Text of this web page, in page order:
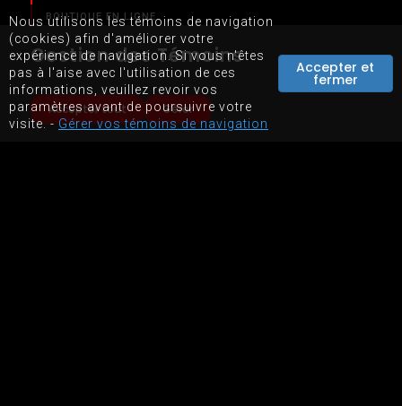
Gestion des Témoins
Nous utilisons les témoins de navigation
(cookies) afin d'améliorer votre
expérience de navigation. Si vous n'êtes
pas à l'aise avec l'utilisation de ces
informations, veuillez revoir vos
paramètres avant de poursuivre votre
visite. -Gérer vos témoins de navigation
Accepter et
fermer
Accepter tout Gérer
BOUTIQUE EN LIGNE
LOCATION D'ÉQUIPEMENTS